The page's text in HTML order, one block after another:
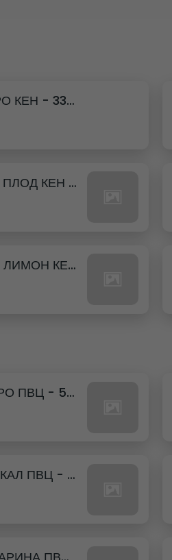
101. КОКА КОЛА ЗЕРО КЕН - 330МЛ.
113. ФАНТА ГОРСКИ ПЛОД КЕН - 330МЛ.
107. ШВЕПС БИТЕР ЛИМОН КЕН - 330МЛ.
201. КОКА КОЛА ЗЕРО ПВЦ - 500МЛ.
203. ФАНТА ПОРТОКАЛ ПВЦ - 500МЛ.